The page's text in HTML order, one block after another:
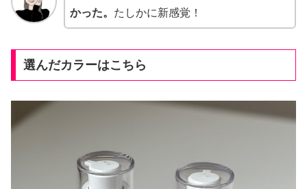
かった。 たしかに新感覚！
選んだカラーはこちら